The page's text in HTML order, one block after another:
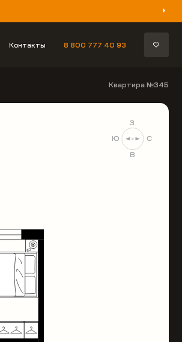
Контакты 8 800 777 40 93
Квартира №345
С
В
Ю
З